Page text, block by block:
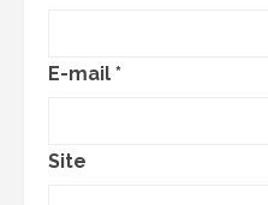
E-mail *
Site